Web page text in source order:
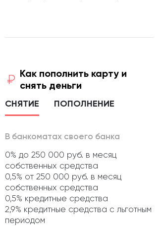
Как пополнить карту и
снять деньги
СНЯТИЕ ПОПОЛНЕНИЕ
В банкоматах своего банка
0% до 250 000 руб. в месяц
собственных средства
0,5% от 250 000 руб. в месяц
собственных средства
0,5% кредитные средства
2,9% кредитные средства с льготным
периодом